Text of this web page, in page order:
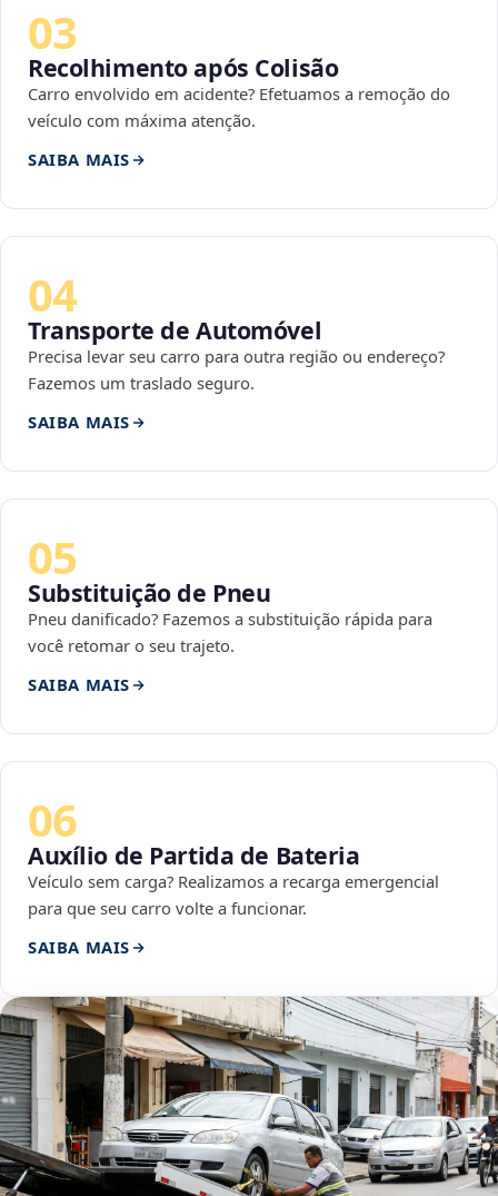
03
Recolhimento após Colisão
Carro envolvido em acidente? Efetuamos a remoção do
veículo com máxima atenção.
SAIBA MAIS
04
Transporte de Automóvel
Precisa levar seu carro para outra região ou endereço?
Fazemos um traslado seguro.
SAIBA MAIS
05
Substituição de Pneu
Pneu danificado? Fazemos a substituição rápida para
você retomar o seu trajeto.
SAIBA MAIS
06
Auxílio de Partida de Bateria
Veículo sem carga? Realizamos a recarga emergencial
para que seu carro volte a funcionar.
SAIBA MAIS